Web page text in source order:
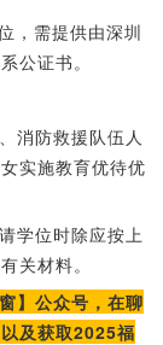
，需提供由深圳
公证书。
消防救援队伍人
实施教育优待优
学位时除应按上
关材料。
】公众号，在聊
及获取2025福